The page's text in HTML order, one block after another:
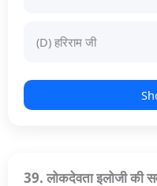
(D) हरिराम जी
39. लोकदेवता इलोजी की